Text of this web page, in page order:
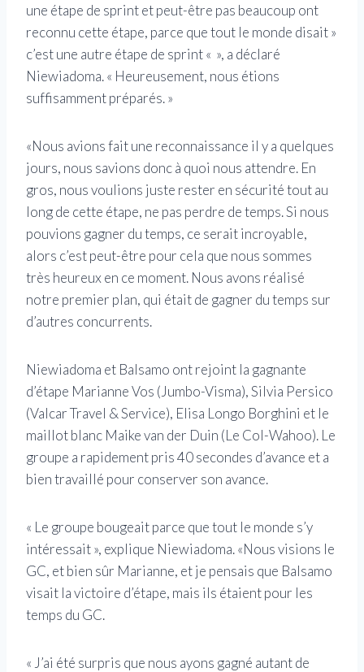
une étape de sprint et peut-être pas beaucoup ont
reconnu cette étape, parce que tout le monde disait »
c’est une autre étape de sprint « », a déclaré
Niewiadoma. « Heureusement, nous étions
suffisamment préparés. »
«Nous avions fait une reconnaissance il y a quelques
jours, nous savions donc à quoi nous attendre. En
gros, nous voulions juste rester en sécurité tout au
long de cette étape, ne pas perdre de temps. Si nous
pouvions gagner du temps, ce serait incroyable,
alors c’est peut-être pour cela que nous sommes
très heureux en ce moment. Nous avons réalisé
notre premier plan, qui était de gagner du temps sur
d’autres concurrents.
Niewiadoma et Balsamo ont rejoint la gagnante
d’étape Marianne Vos (Jumbo-Visma), Silvia Persico
(Valcar Travel & Service), Elisa Longo Borghini et le
maillot blanc Maike van der Duin (Le Col-Wahoo). Le
groupe a rapidement pris 40 secondes d’avance et a
bien travaillé pour conserver son avance.
« Le groupe bougeait parce que tout le monde s’y
intéressait », explique Niewiadoma. «Nous visions le
GC, et bien sûr Marianne, et je pensais que Balsamo
visait la victoire d’étape, mais ils étaient pour les
temps du GC.
« J’ai été surpris que nous ayons gagné autant de